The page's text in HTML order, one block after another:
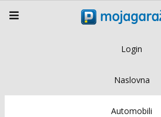
Login
Naslovna
Automobili